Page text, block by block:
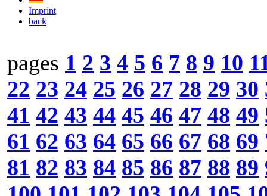
Imprint
back
pages 1 2 3 4 5 6 7 8 9 10
22 23 24 25 26 27 28 29 30
41 42 43 44 45 46 47 48 49
61 62 63 64 65 66 67 68 69
81 82 83 84 85 86 87 88 89